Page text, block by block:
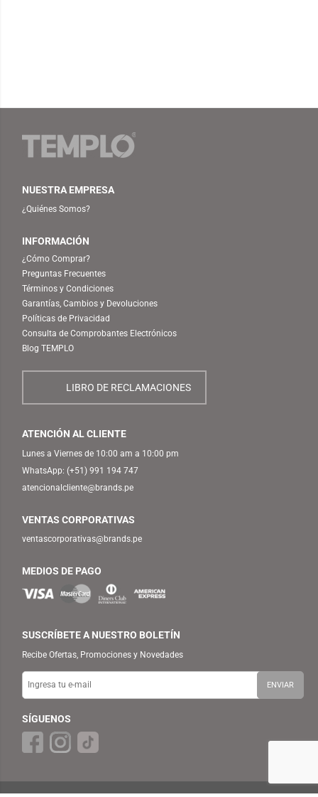
NUESTRA EMPRESA
¿Quiénes Somos?
INFORMACIÓN
¿Cómo Comprar?
Preguntas Frecuentes
Términos y Condiciones
Garantías, Cambios y Devoluciones
Políticas de Privacidad
Consulta de Comprobantes Electrónicos
Blog TEMPLO
LIBRO DE RECLAMACIONES
ATENCIÓN AL CLIENTE
Lunes a Viernes de 10:00 am a 10:00 pm
WhatsApp: (+51) 991 194 747
atencionalcliente@brands.pe
VENTAS CORPORATIVAS
ventascorporativas@brands.pe
MEDIOS DE PAGO
SUSCRÍBETE A NUESTRO BOLETÍN
Recibe Ofertas, Promociones y Novedades
SÍGUENOS